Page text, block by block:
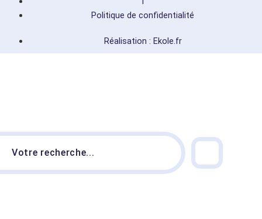
Politique de confidentialité
Réalisation : Ekole.fr